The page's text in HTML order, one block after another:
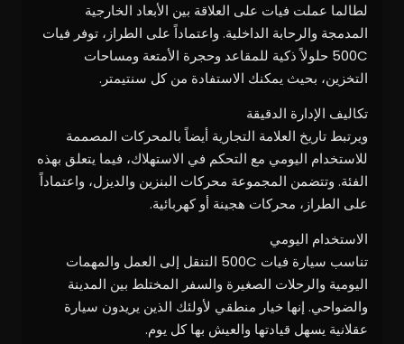
لطالما عملت فيات على العلاقة بين الأبعاد الخارجية
المدمجة والرحابة الداخلية. واعتماداً على الطراز، توفر فيات
500C حلولاً ذكية للمقاعد وحجرة الأمتعة ومساحات
التخزين، بحيث يمكنك الاستفادة من كل سنتيمتر.
تكاليف الإدارة الدقيقة
ويرتبط تاريخ العلامة التجارية أيضاً بالمحركات المصممة
للاستخدام اليومي مع التحكم في الاستهلاك، فيما يتعلق بهذه
الفئة. وتتضمن المجموعة محركات البنزين والديزل، واعتماداً
على الطراز، محركات هجينة أو كهربائية.
الاستخدام اليومي
تناسب سيارة فيات 500C التنقل إلى العمل والمهمات
اليومية والرحلات الصغيرة والسفر المختلط بين المدينة
والضواحي. إنها خيار منطقي لأولئك الذين يريدون سيارة
عقلانية يسهل قيادتها والعيش بها كل يوم.